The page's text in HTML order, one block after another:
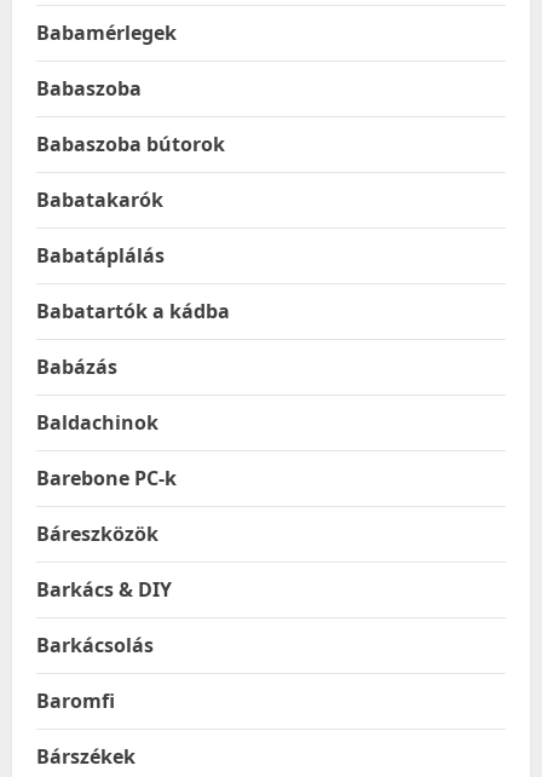
Babamérlegek
Babaszoba
Babaszoba bútorok
Babatakarók
Babatáplálás
Babatartók a kádba
Babázás
Baldachinok
Barebone PC-k
Báreszközök
Barkács & DIY
Barkácsolás
Baromfi
Bárszékek